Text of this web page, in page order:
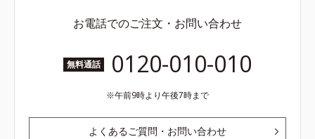
お電話でのご注文・お問い合わせ
無料通話 0120-010-010
午前9時より午後7時まで
よくあるご質問・お問い合わせ